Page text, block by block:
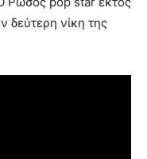
δεύτερη νίκη της